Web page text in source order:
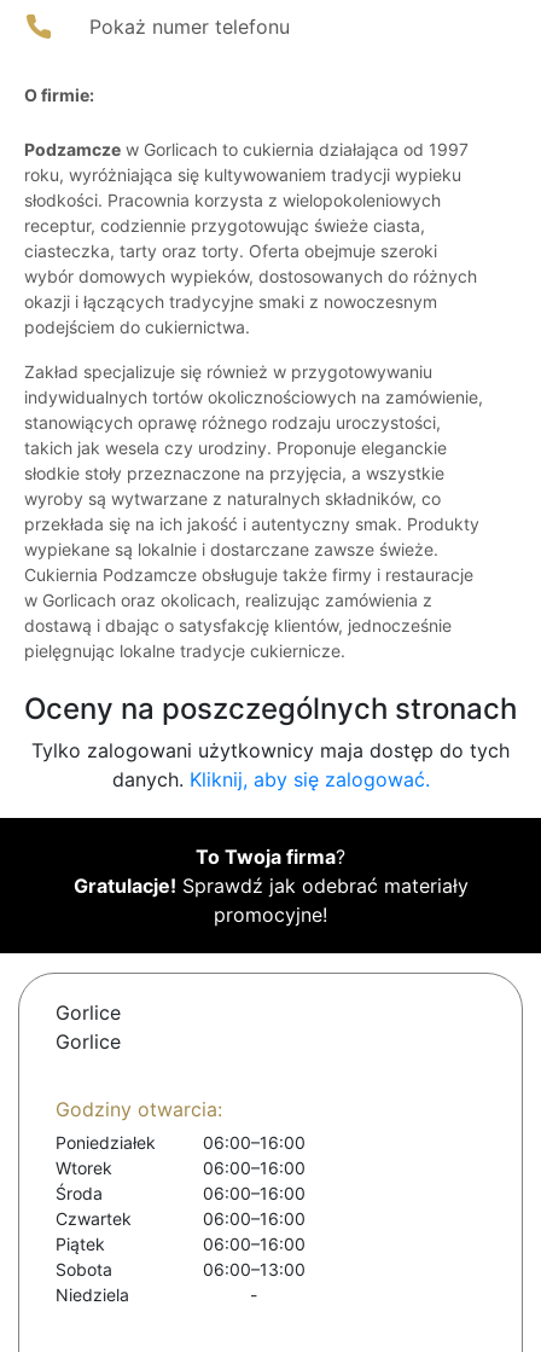
Pokaż numer telefonu
O firmie:
Podzamcze w Gorlicach to cukiernia działająca od 1997
roku, wyróżniająca się kultywowaniem tradycji wypieku
słodkości. Pracownia korzysta z wielopokoleniowych
receptur, codziennie przygotowując świeże ciasta,
ciasteczka, tarty oraz torty. Oferta obejmuje szeroki
wybór domowych wypieków, dostosowanych do różnych
okazji i łączących tradycyjne smaki z nowoczesnym
podejściem do cukiernictwa.
Zakład specjalizuje się również w przygotowywaniu
indywidualnych tortów okolicznościowych na zamówienie,
stanowiących oprawę różnego rodzaju uroczystości,
takich jak wesela czy urodziny. Proponuje eleganckie
słodkie stoły przeznaczone na przyjęcia, a wszystkie
wyroby są wytwarzane z naturalnych składników, co
przekłada się na ich jakość i autentyczny smak. Produkty
wypiekane są lokalnie i dostarczane zawsze świeże.
Cukiernia Podzamcze obsługuje także firmy i restauracje
w Gorlicach oraz okolicach, realizując zamówienia z
dostawą i dbając o satysfakcję klientów, jednocześnie
pielęgnując lokalne tradycje cukiernicze.
Oceny na poszczególnych stronach
Tylko zalogowani użytkownicy maja dostęp do tych
danych. Kliknij, aby się zalogować.
To Twoja firma?
Gratulacje! Sprawdź jak odebrać materiały
promocyjne!
Gorlice
Gorlice
Godziny otwarcia:
Poniedziałek
06:00–16:00
Wtorek
06:00–16:00
Środa
06:00–16:00
Czwartek
06:00–16:00
Piątek
06:00–16:00
Sobota
06:00–13:00
Niedziela
-